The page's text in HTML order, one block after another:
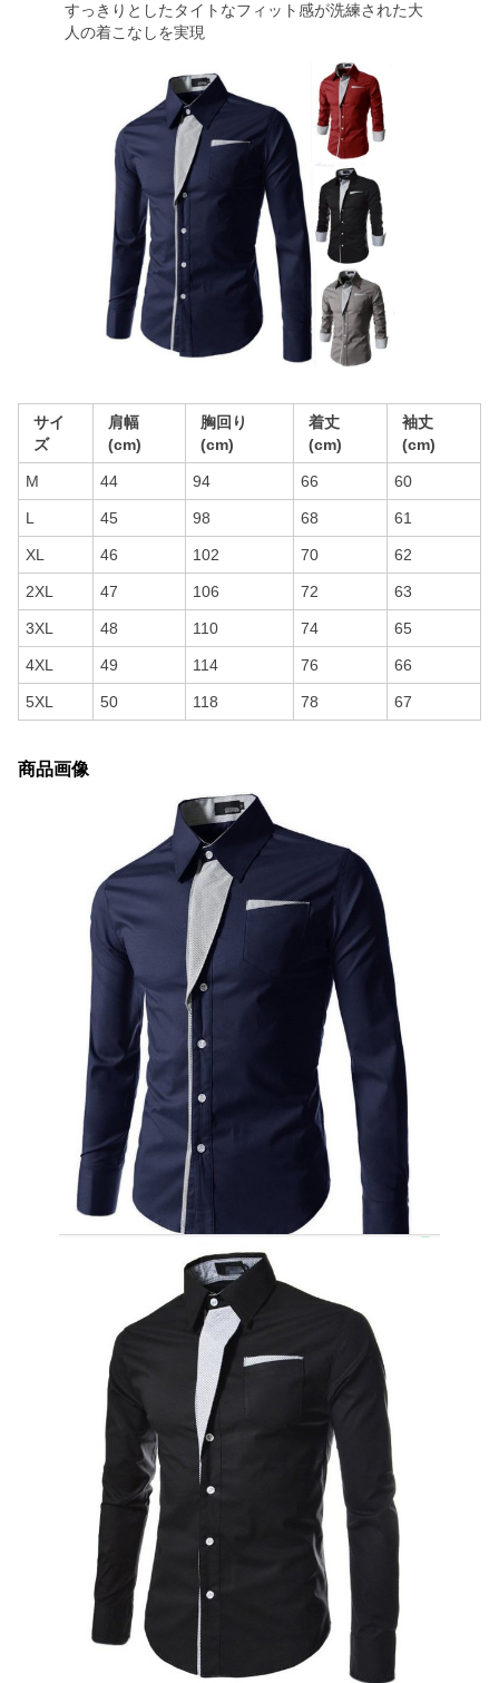
すっきりとしたタイトなフィット感が洗練された大
人の着こなしを実現
サイ
ズ
肩幅
(cm)
胸回り
(cm)
着丈
(cm)
袖丈
(cm)
M 44 94 66 60
L 45 98 68 61
XL 46 102 70 62
2XL 47 106 72 63
3XL 48 110 74 65
4XL 49 114 76 66
5XL 50 118 78 67
商品画像